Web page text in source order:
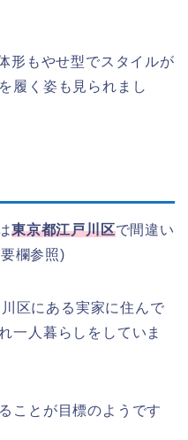
形もやせ型でスタイルが
履く姿も見られまし
東京都江戸川区で間違い
欄参照)
区にある実家に住んで
一人暮らしをしていま
ことが目標のようです